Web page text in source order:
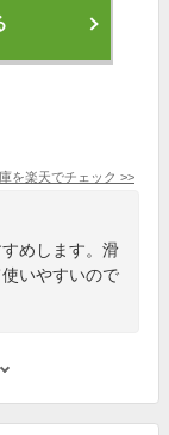
を楽天でチェック >>
めします。滑
いやすいので